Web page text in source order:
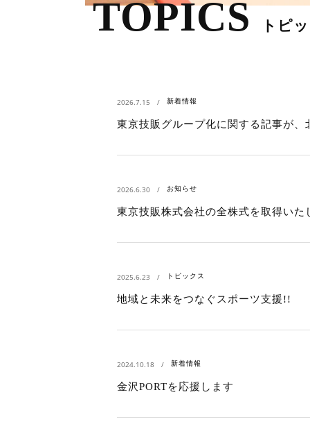
TOPICS トピ
2026.7.15 新着情報
東京技販グループ化に関する記事が
2026.6.30 お知らせ
東京技販株式会社の全株式を取得いた
2025.6.23 トピックス
地域と未来をつなぐスポーツ支援!!
2024.10.18 新着情報
金沢PORTを応援します